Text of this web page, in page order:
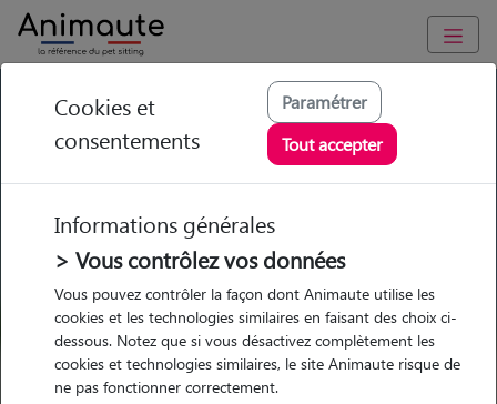
GARDE ANIMAUX à Saint-Martin-de-Londres : Garde chien et
chat en famille ou à domicile, visites et promenades
Trouvez une garde animaux à
Saint-Martin-de-Londres
Parmi nos 5 pet-sitters à Saint-
Martin-de-Londres
Cookies et
consentements
Paramétrer
Tout accepter
Informations générales
> Vous contrôlez vos données
Vous pouvez contrôler la façon dont Animaute utilise les
cookies et les technologies similaires en faisant des choix ci-
dessous. Notez que si vous désactivez complètement les
cookies et technologies similaires, le site Animaute risque de
ne pas fonctionner correctement.